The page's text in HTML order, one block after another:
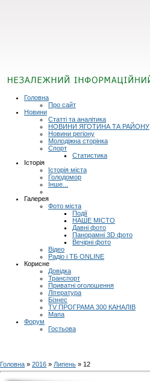
Головна
Про сайт
Новини
Статті та аналітика
НОВИНИ ЯГОТИНА ТА РАЙОНУ
Новини регіону
Молодіжна сторінка
Спорт
Статистика
Історія
Історія міста
Голодомор
Інше...
Галерея
Фото міста
Події
НАШЕ МІСТО
Давні фото
Панорамні 3D фото
Вечірні фото
Відео
Радіо і ТБ ONLINE
Корисне
Довідка
Транспорт
Приватні оголошення
Література
Бізнес
TV ПРОГРАМА 300 КАНАЛІВ
Мапа
Форум
Гостьова
Головна » 2016 » Липень » 12